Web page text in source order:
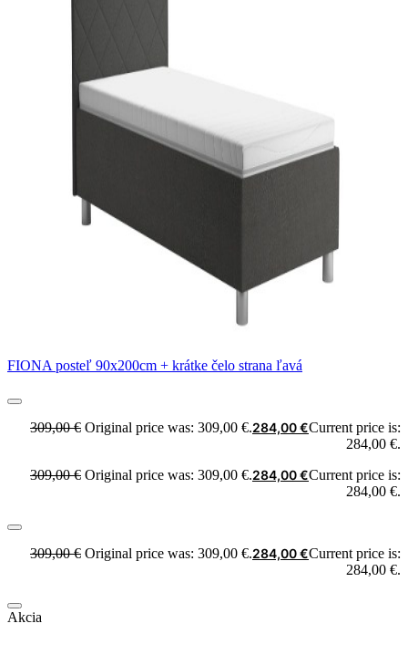
FIONA posteľ 90x200cm + krátke čelo strana ľavá
309,00€ Original price was: 309,00 €.284,00€Current price is:
284,00 €.
309,00€ Original price was: 309,00 €.284,00€Current price is:
284,00 €.
309,00€ Original price was: 309,00 €.284,00€Current price is:
284,00 €.
Akcia